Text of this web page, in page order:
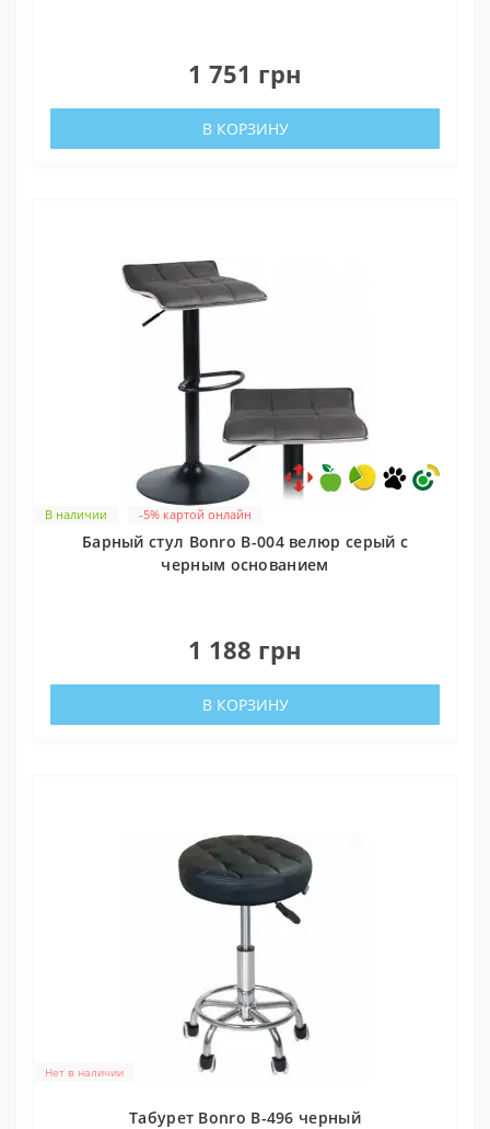
1 751 грн
В КОРЗИНУ
В наличии -5% картой онлайн
Барный стул Bonro B-004 велюр серый с
черным основанием
1 188 грн
В КОРЗИНУ
Нет в наличии
Табурет Bonro B-496 черный